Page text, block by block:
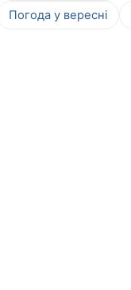
Погода у вересні